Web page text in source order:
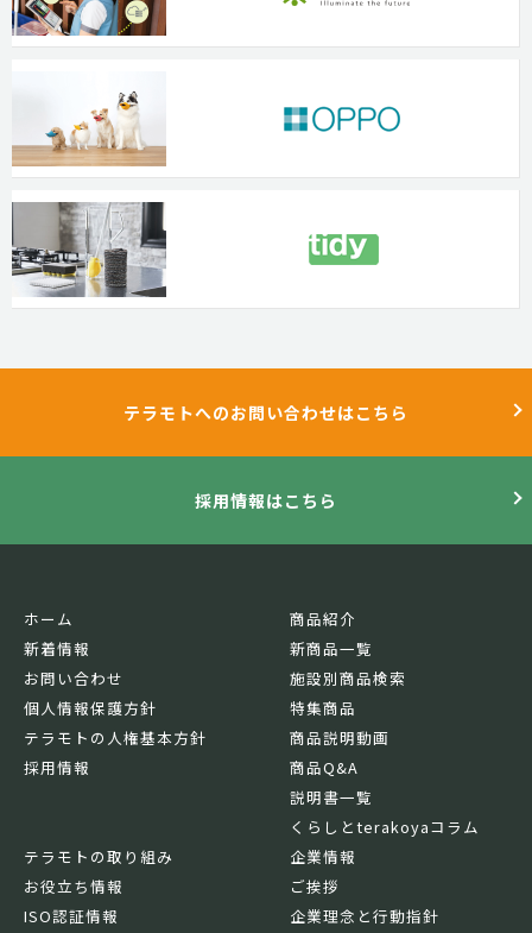
テラモトへのお問い合わせはこちら
採用情報はこちら
ホーム
新着情報
お問い合わせ
個人情報保護方針
テラモトの人権基本方針
採用情報
商品紹介
新商品一覧
施設別商品検索
特集商品
商品説明動画
商品Q&A
説明書一覧
くらしとterakoyaコラム
テラモトの取り組み
お役立ち情報
ISO認証情報
企業情報
ご挨拶
企業理念と行動指針